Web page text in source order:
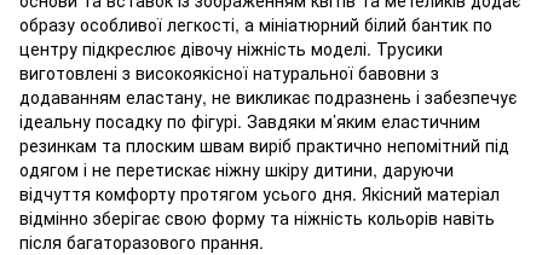
образу особливої легкості, а мініатюрний білий бантик по
центру підкреслює дівочу ніжність моделі. Трусики
виготовлені з високоякісної натуральної бавовни з
додаванням еластану, не викликає подразнень і забезпечує
ідеальну посадку по фігурі. Завдяки м’яким еластичним
резинкам та плоским швам виріб практично непомітний під
одягом і не перетискає ніжну шкіру дитини, даруючи
відчуття комфорту протягом усього дня. Якісний матеріал
відмінно зберігає свою форму та ніжність кольорів навіть
після багаторазового прання.